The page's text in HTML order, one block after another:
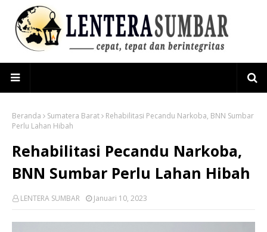
Beranda Sumatera Barat
Rehabilitasi Pecandu Narkoba, BNN Sumbar
Perlu Lahan Hibah
Rehabilitasi Pecandu Narkoba,
BNN Sumbar Perlu Lahan Hibah
LENTERA SUMBAR Januari 10, 2023